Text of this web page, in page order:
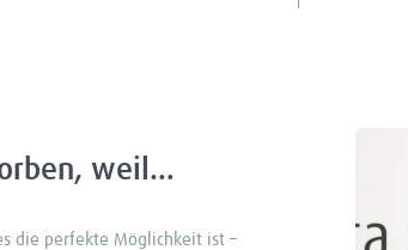
weil…
die perfekte Möglichkeit ist –